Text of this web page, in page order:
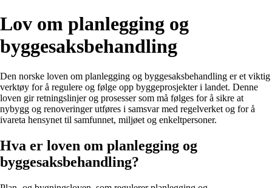
Lov om planlegging og
byggesaksbehandling
Den norske loven om planlegging og byggesaksbehandling er et viktig
verktøy for å regulere og følge opp byggeprosjekter i landet. Denne
loven gir retningslinjer og prosesser som må følges for å sikre at
nybygg og renoveringer utføres i samsvar med regelverket og for å
ivareta hensynet til samfunnet, miljøet og enkeltpersoner.
Hva er loven om planlegging og
byggesaksbehandling?